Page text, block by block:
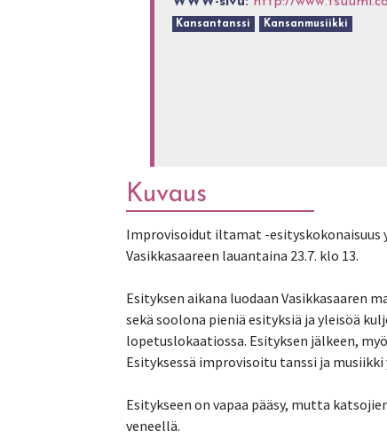
Kansantanssi Kansanmusiikki
Kuvaus
Improvisoidut iltamat -
Vasikkasaareen lauantaina 23.7. klo 13.
Esityksen aikana luodaan Vasikkasaaren
sekä soolona pieniä esityksiä ja yleisöä
lopetuslokaatiossa. Esityksen jälkeen,
Esityksessä improvisoitu tanssi ja
Esitykseen on vapaa pääsy, mutta
veneellä.